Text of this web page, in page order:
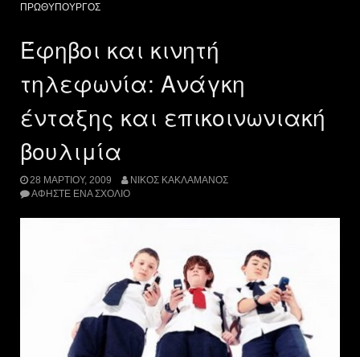
ΠΡΩΘΥΠΟΥΡΓΌΣ
Έφηβοι και κινητή
τηλεφωνία: Ανάγκη
ένταξης και επικοινωνιακή
βουλιμία
28 ΜΑΡΤΊΟΥ, 2009
ΝΊΚΟΣ ΚΑΚΛΑΜΆΝΟΣ
ΑΦΉΣΤΕ ΈΝΑ ΣΧΌΛΙΟ